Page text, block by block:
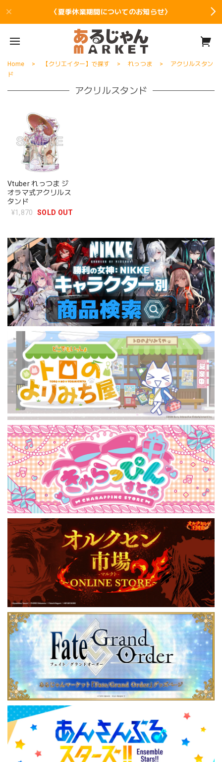
〈夏季休業期間についてのお知らせ〉
Home 【クリエイター】で探す れっつま
アクリルスタン
ド
アクリルスタンド
Vtuber れっつま ジ
オラマ式アクリルス
タンド
¥1,870
SOLD OUT